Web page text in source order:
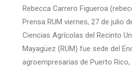
Rebecca Carrero Figueroa
Prensa RUM viernes, 27 de julio
Ciencias Agrícolas del Recinto
Mayagüez (RUM) fue sede del
agroempresarias de Puerto